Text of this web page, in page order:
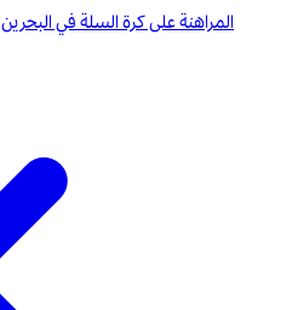
المراهنة على كرة السلة في البحرين